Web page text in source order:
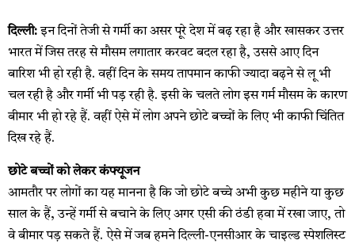
दिल्ली:इन दिनों तेजी से गर्मी का असर पूरे देश में बढ़ रहा है और खासकर उत्तर
भारत में जिस तरह से मौसम लगातार करवट बदल रहा है, उससे आए दिन
बारिश भी हो रही है. वहीं दिन के समय तापमान काफी ज्यादा बढ़ने से लू भी
चल रही है और गर्मी भी पड़ रही है. इसी के चलते लोग इस गर्म मौसम के कारण
बीमार भी हो रहे हैं. वहीं ऐसे में लोग अपने छोटे बच्चों के लिए भी काफी चिंतित
दिख रहे हैं.
छोटे बच्चों को लेकर कंफ्यूजन
आमतौर पर लोगों का यह मानना है कि जो छोटे बच्चे अभी कुछ महीने या कुछ
साल के हैं, उन्हें गर्मी से बचाने के लिए अगर एसी की ठंडी हवा में रखा जाए, तो
वे बीमार पड़ सकते हैं. ऐसे में जब हमने दिल्ली-एनसीआर के चाइल्ड स्पेशलिस्ट